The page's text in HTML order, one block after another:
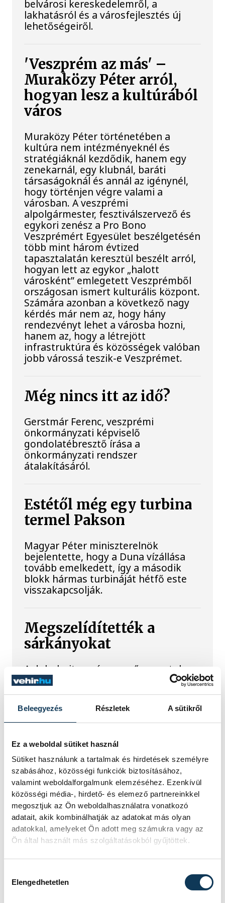
Beleegyezés Részletek A sütikről
Ez a weboldal sütiket használ
Sütiket használunk a tartalmak és hirdetések személyre
szabásához, közösségi funkciók biztosításához,
valamint weboldalforgalmunk elemzéséhez. Ezenkívül
közösségi média-, hirdető- és elemező partnereinkkel
megosztjuk az Ön weboldalhasználatra vonatkozó
adatait, akik kombinálhatják az adatokat más olyan
adatokkal, amelyeket Ön adott meg számukra vagy az
Ön által használt más szolgáltatásokból gyűjtöttek.
Elengedhetetlen
belvárosi kereskedelemről, a
lakhatásról és a városfejlesztés új
lehetőségeiről.
'Veszprém az más' –
Muraközy Péter arról,
hogyan lesz a kultúrából
város
Muraközy Péter történetében a
kultúra nem intézményeknél és
stratégiáknál kezdődik, hanem egy
zenekarnál, egy klubnál, baráti
társaságoknál és annál az igénynél,
hogy történjen végre valami a
városban. A veszprémi
alpolgármester, fesztiválszervező és
egykori zenész a Pro Bono
Veszprémért Egyesület beszélgetésén
több mint három évtized
tapasztalatán keresztül beszélt arról,
hogyan lett az egykor „halott
városként” emlegetett Veszprémből
országosan ismert kulturális központ.
Számára azonban a következő nagy
kérdés már nem az, hogy hány
rendezvényt lehet a városba hozni,
hanem az, hogy a létrejött
infrastruktúra és közösségek valóban
jobb várossá teszik-e Veszprémet.
Még nincs itt az idő?
Gerstmár Ferenc, veszprémi
önkormányzati képviselő
gondolatébresztő írása a
önkormányzati rendszer
átalakításáról.
Estétől még egy turbina
termel Pakson
Magyar Péter miniszterelnök
bejelentette, hogy a Duna vízállása
tovább emelkedett, így a második
blokk hármas turbináját hétfő este
visszakapcsolják.
Megszelídítették a
sárkányokat
A dobok ritmusára evező csapatok
népesítették be szombaton a Tagore
sétány előtti partszakaszt. Az Európa
Sportrégiója 2026 programsorozat
részeként megrendezett Sárkányhajó
Kupán civil, céges, sportegyesületi és
vízen.
Baka Andrást jelöli
államfőnek a Tisza
parlamenti frakciója
Baka Andrást, a Legfelsőbb Bíróság
elnöknek a Tisza párt parlamenti